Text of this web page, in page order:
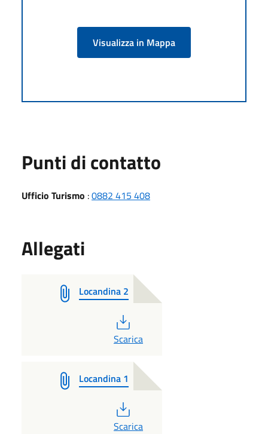
Visualizza in Mappa
Punti di contatto
Ufficio Turismo :0882 415 408
Allegati
Locandina 2
PDF
Scarica
Locandina 1
PDF
Scarica